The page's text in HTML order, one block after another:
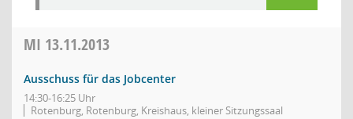
MI 13.11.2013
Ausschuss für das Jobcenter
14:30-16:25 Uhr
Rotenburg, Rotenburg, Kreishaus, kleiner Sitzungssaal